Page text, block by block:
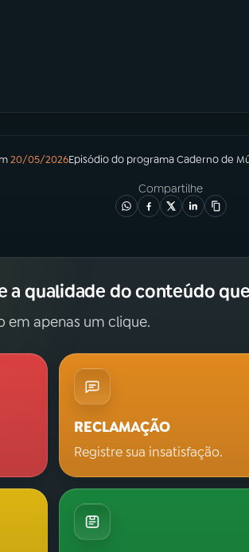
20/05/2026Episódiodo programaCaderno de
Compartilhe
a qualidade do conteúdo
em apenas um clique.
RECLAMAÇÃO
Registre sua insatisfação.